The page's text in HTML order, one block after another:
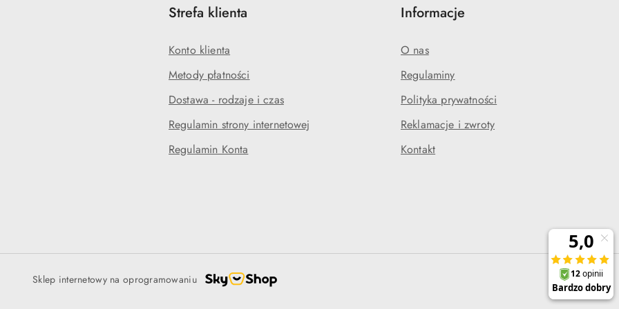
Strefa klienta
Konto klienta
Metody płatności
Dostawa - rodzaje i czas
Regulamin strony internetowej
Regulamin Konta
Informacje
O nas
Regulaminy
Polityka prywatności
Reklamacje i zwroty
Kontakt
Sklep internetowy na oprogramowaniu